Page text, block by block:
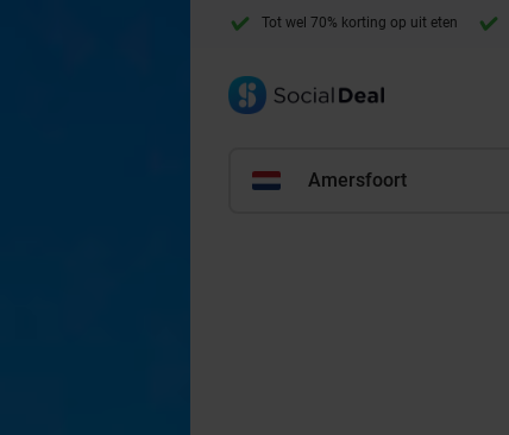
Tot wel 70% korting op uit eten
Amersfoort